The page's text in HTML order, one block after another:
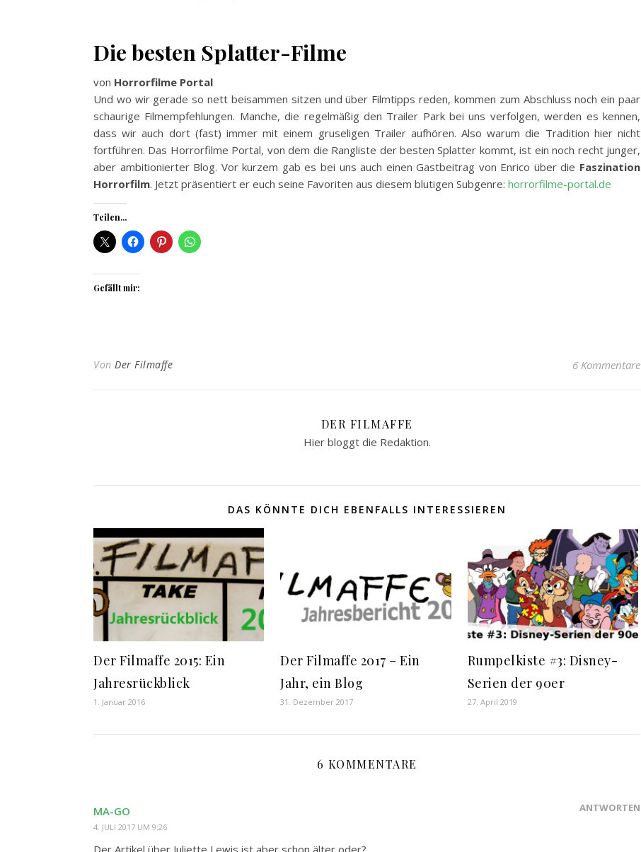
Die besten Splatter-Filme
von Horrorfilme Portal
Und wo wir gerade so nett beisammen sitzen und über Filmtipps reden, kommen zum Abschluss noch ein paar
schaurige Filmempfehlungen. Manche, die regelmäßig den Trailer Park bei uns verfolgen, werden es kennen,
dass wir auch dort (fast) immer mit einem gruseligen Trailer aufhören. Also warum die Tradition hier nicht
fortführen. Das Horrorfilme Portal, von dem die Rangliste der besten Splatter kommt, ist ein noch recht junger,
aber ambitionierter Blog. Vor kurzem gab es bei uns auch einen Gastbeitrag von Enrico über die Faszination
Horrorfilm. Jetzt präsentiert er euch seine Favoriten aus diesem blutigen Subgenre: horrorfilme-portal.de
Teilen...
Gefällt mir:
Von Der Filmaffe 6 Kommentare
DER FILMAFFE
Hier bloggt die Redaktion.
DAS KÖNNTE DICH EBENFALLS INTERESSIEREN
Der Filmaffe 2015: Ein
Jahresrückblick
1. Januar 2016
Der Filmaffe 2017 – Ein
Jahr, ein Blog
31. Dezember 2017
Rumpelkiste #3: Disney-
Serien der 90er
27. April 2019
6 KOMMENTARE
MA-GO
4. JULI 2017 UM 9:26
ANTWORTEN
Der Artikel über Juliette Lewis ist aber schon älter oder?